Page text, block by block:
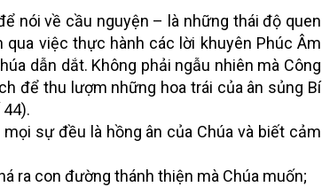
nói về cầu nguyện – là những thái độ quen
việc thực hành các lời khuyên Phúc Âm
dẫn dắt. Không phải ngẫu nhiên mà Công
để thu lượm những hoa trái của ân sủng Bí
44).
sự đều là hồng ân của Chúa và biết cảm
ra con đường thánh thiện mà Chúa muốn;